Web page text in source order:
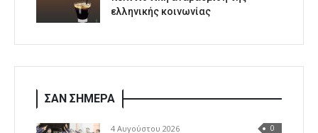
ελληνικής κοινωνίας
ΣΑΝ ΣΗΜΕΡΑ
4 Αυγούστου 2026 0